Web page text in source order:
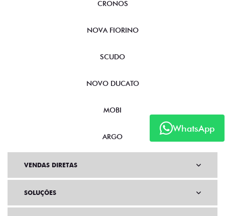
WhatsApp
CRONOS
NOVA FIORINO
SCUDO
NOVO DUCATO
MOBI
ARGO
VENDAS DIRETAS
SOLUÇÕES